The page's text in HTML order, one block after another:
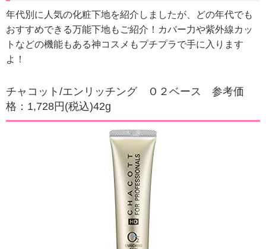
年代別に人気の化粧下地を紹介しましたが、どの年代でも
おすすめできる万能下地もご紹介！ カバー力や紫外線カッ
トなどの機能もある神コスメもプチプラで手に入ります
よ！
チャコット/エンリッチング Ｏ２ベース 参考価
格：1,728円(税込)42g